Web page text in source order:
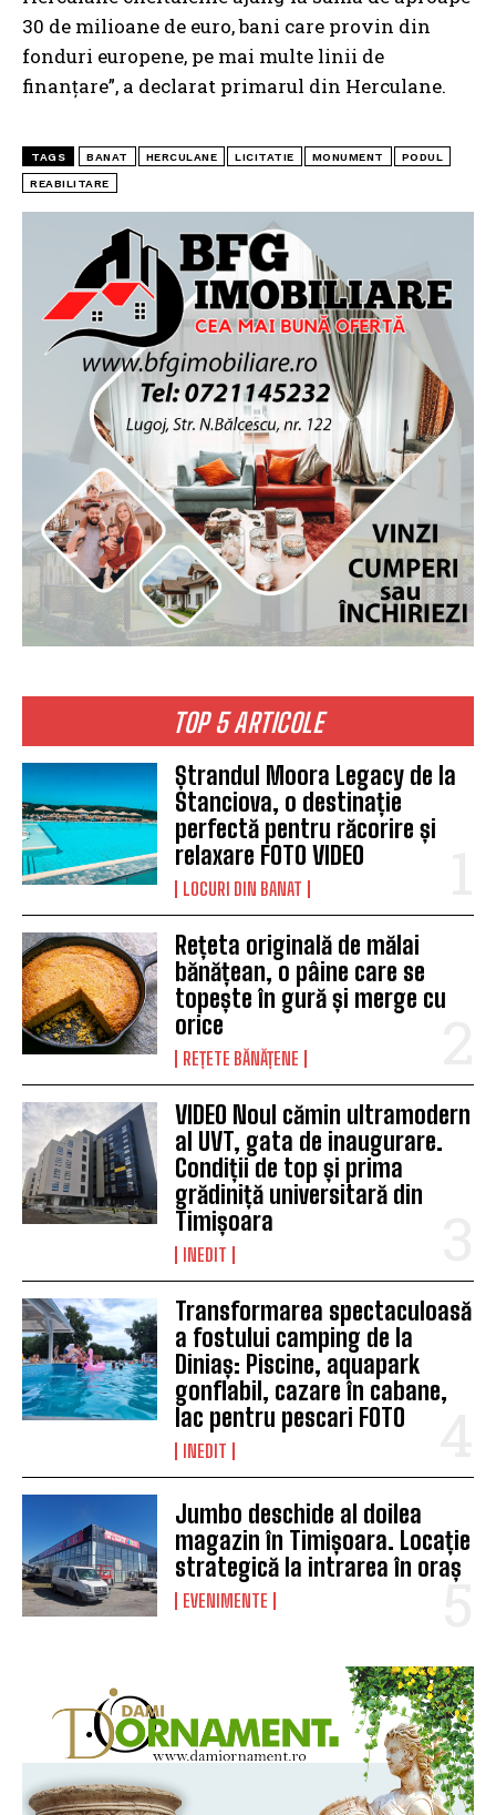
TOP 5 ARTICOLE
Ștrandul Moora Legacy de la
Stanciova, o destinație
perfectă pentru răcorire și
relaxare FOTO VIDEO
LOCURI DIN BANAT
Rețeta originală de mălai
bănățean, o pâine care se
topește în gură și merge cu
orice
REȚETE BĂNĂȚENE
VIDEO Noul cămin ultramodern
al UVT, gata de inaugurare.
Condiții de top și prima
grădiniță universitară din
Timișoara
INEDIT
Transformarea spectaculoasă
a fostului camping de la
Diniaș: Piscine, aquapark
gonflabil, cazare în cabane,
lac pentru pescari FOTO
INEDIT
Jumbo deschide al doilea
magazin în Timișoara. Locație
strategică la intrarea în oraș
EVENIMENTE
30 de milioane de euro, bani care provin din
fonduri europene, pe mai multe linii de
finanţare”, a declarat primarul din Herculane.
TAGS BANAT HERCULANE LICITATIE MONUMENT PODUL
REABILITARE